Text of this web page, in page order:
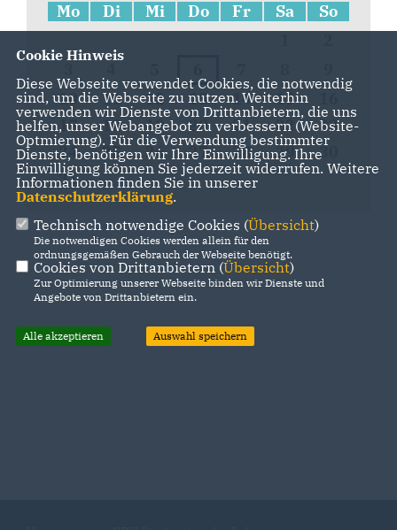
Mo Di Mi Do Fr Sa
So
10
11 12 13 14 15
17
18 19 20 21 22
23
24
25 26 27 28 29
30
31
Cookie Hinweis
Diese Webseite verwendet Cookies, die notwendig
sind, um die Webseite zu nutzen. Weiterhin
verwenden wir Dienste von Drittanbietern, die uns
helfen, unser Webangebot zu verbessern (Website-
Optmierung). Für die Verwendung bestimmter
Dienste, benötigen wir Ihre Einwilligung. Ihre
Einwilligung können Sie jederzeit widerrufen. Weitere
Informationen finden Sie in unserer
Datenschutzerklärung.
Technisch notwendige Cookies (Übersicht)
Die notwendigen Cookies werden allein für den
ordnungsgemäßen Gebrauch der Webseite benötigt.
Cookies von Drittanbietern (Übersicht)
Zur Optimierung unserer Webseite binden wir Dienste und
Angebote von Drittanbietern ein.
Alle akzeptieren Auswahl speichern